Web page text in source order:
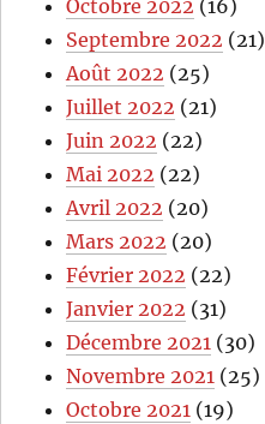
Octobre 2022 (16)
Septembre 2022 (21)
Août 2022 (25)
Juillet 2022 (21)
Juin 2022 (22)
Mai 2022 (22)
Avril 2022 (20)
Mars 2022 (20)
Février 2022 (22)
Janvier 2022 (31)
Décembre 2021 (30)
Novembre 2021 (25)
Octobre 2021 (19)